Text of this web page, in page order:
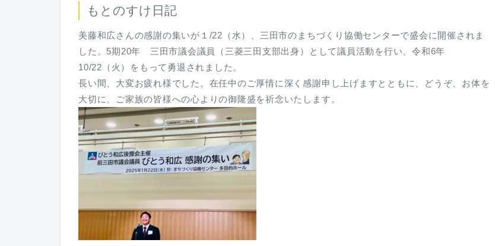
もとのすけ日記
美藤和広さんの感謝の集いが１/22（水）、三田市のまちづくり協働センターで盛会に開催されま
した。5期20年 三田市議会議員（三菱三田支部出身）として議員活動を行い、令和6年
10/22（火）をもって勇退されました。
長い間、大変お疲れ様でした。在任中のご厚情に深く感謝申し上げますとともに、どうぞ、お体を
大切に、ご家族の皆様への心よりの御隆盛を祈念いたします。